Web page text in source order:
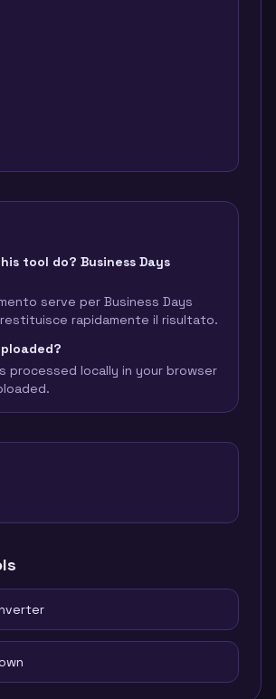
tool do? Business Days
serve per Business Days
rapidamente il risultato.
processed locally in your browser